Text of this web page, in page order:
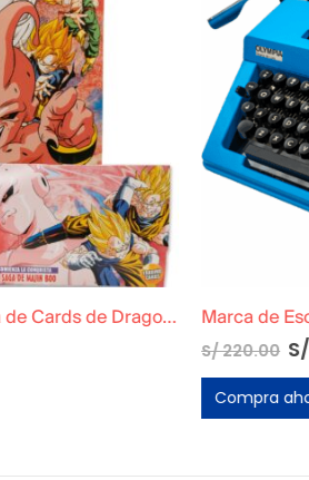
Colección Completa de Cards de Dragon Ball Z5: La Saga de Majin Boo
S/220.00 El
S/
S/
Compra